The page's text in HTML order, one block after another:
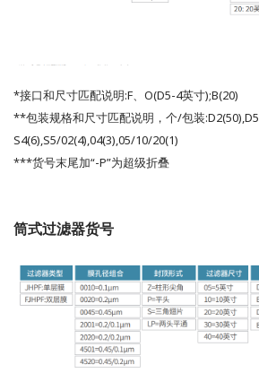
*接口和尺寸匹配说明:F、O(D5-4英寸);B(20)
**包装规格和尺寸匹配说明，个/包装
S4(6),S5/02(4),04(3),05/10/20(1)
***货号末尾加“-P”为超级折叠
筒式过滤器货号